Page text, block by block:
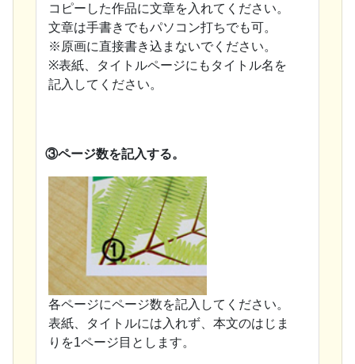
コピーした作品に文章を入れてください。
文章は手書きでもパソコン打ちでも可。
※原画に直接書き込まないでください。
※表紙、タイトルページにもタイトル名を
記入してください。
③ページ数を記入する。
各ページにページ数を記入してください。
表紙、タイトルには入れず、本文のはじま
りを1ページ目とします。